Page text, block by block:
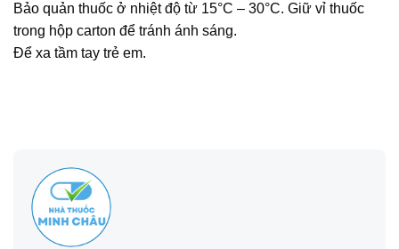
Bảo quản thuốc ở nhiệt độ từ 15°C – 30°C. Giữ vỉ thuốc
trong hộp carton để tránh ánh sáng.
Để xa tầm tay trẻ em.